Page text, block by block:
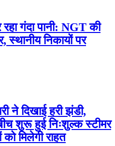
गंदा पानी: NGT की
स्थानीय निकायों पर
ने दिखाई हरी झंडी,
शुरू हुई निःशुल्क स्टीमर
मिलेगी राहत